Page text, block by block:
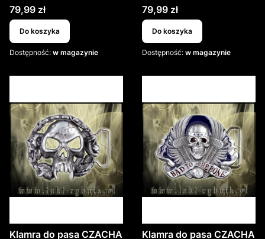
Cena
79,99 zł
Do koszyka
Dostępność: w magazynie
Cena
79,99 zł
Do koszyka
Dostępność: w magazynie
Klamra do pasa CZACHA
Klamra do pasa CZACHA